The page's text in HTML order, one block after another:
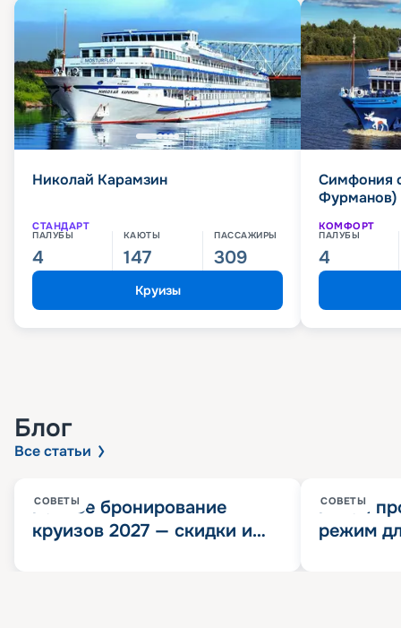
Николай Карамзин
СТАНДАРТ
ПАЛУБЫ
4
КАЮТЫ
147
ПАССАЖИРЫ
309
Круизы
Симфония
Фурманов)
КОМФОРТ
ПАЛУБЫ
4
Блог
Все статьи
СОВЕТЫ
Раннее бронирование
круизов 2027 — скидки и
СОВЕТЫ
Китай
режим